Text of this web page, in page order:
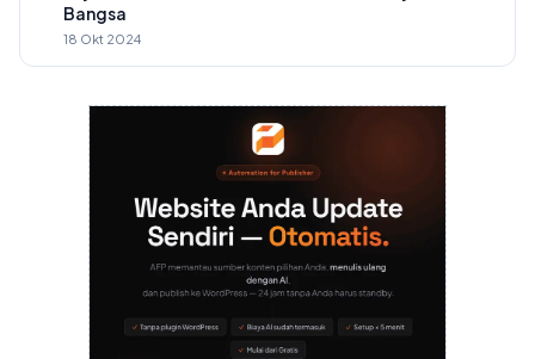
Bangsa
18 Okt 2024